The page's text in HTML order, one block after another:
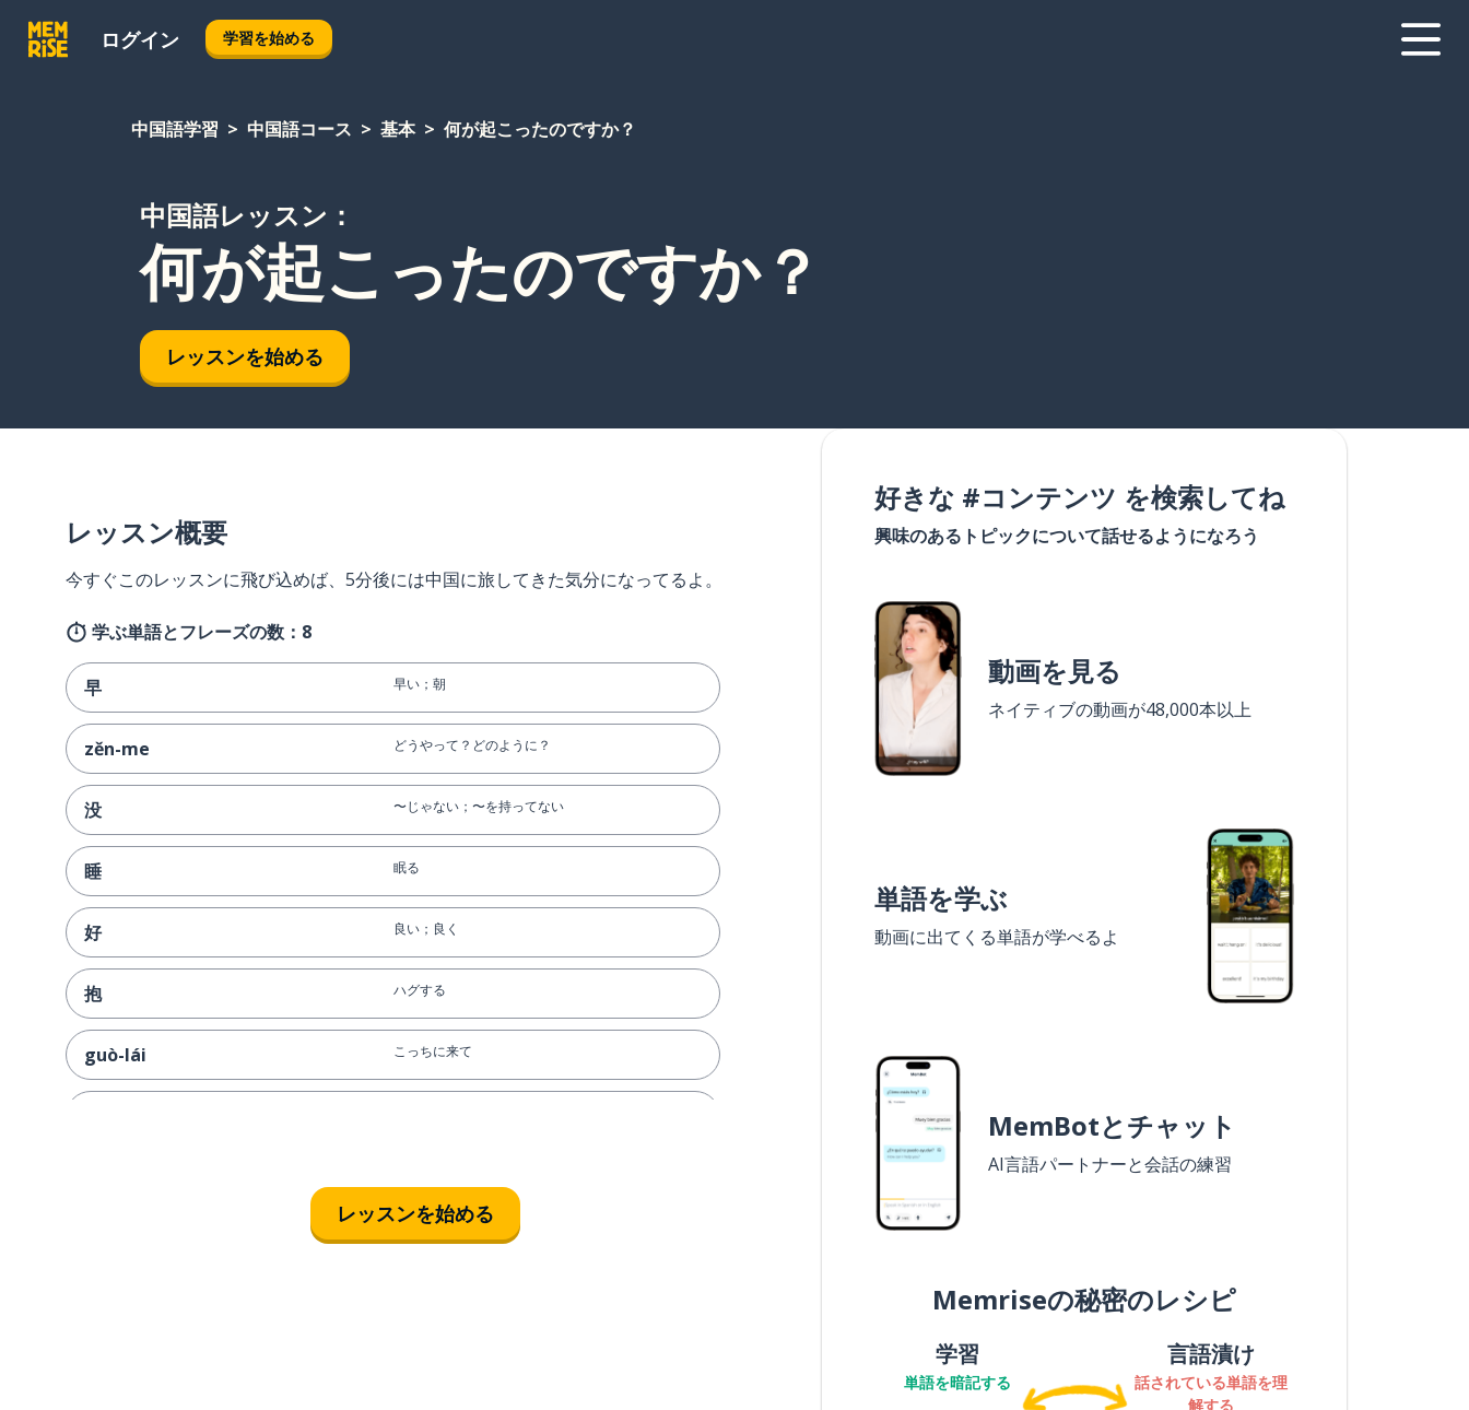
ログイン 学習を始める
中国語学習 中国語コース 基本 何が起こったのですか？
中国語レッスン：
何が起こったのですか？
レッスンを始める
レッスン概要
今すぐこのレッスンに飛び込めば、5分後には中国に旅してきた気分になってるよ。
学ぶ単語とフレーズの数：8
早 早い；朝
zěn-me どうやって？どのように？
没 〜じゃない；〜を持ってない
睡 眠る
好 良い；良く
抱 ハグする
guò-lái こっちに来て
レッスンを始める
好きな #コンテンツ を検索してね
興味のあるトピックについて話せるようになろう
動画を見る
ネイティブの動画が48,000本以上
単語を学ぶ
動画に出てくる単語が学べるよ
MemBotとチャット
AI言語パートナーと会話の練習
Memriseの秘密のレシピ
学習
単語を暗記する
言語漬け
話されている単語を理
解する